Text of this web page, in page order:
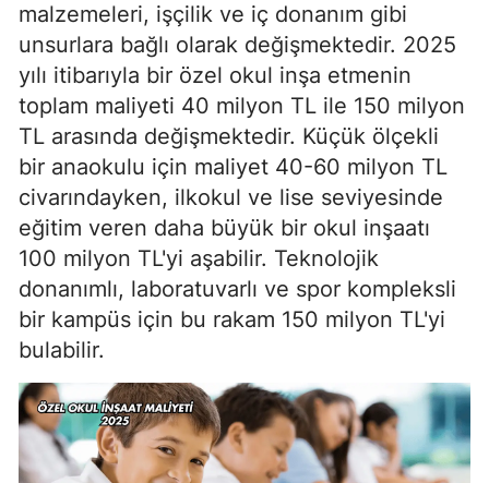
malzemeleri, işçilik ve iç donanım gibi
unsurlara bağlı olarak değişmektedir. 2025
yılı itibarıyla bir özel okul inşa etmenin
toplam maliyeti 40 milyon TL ile 150 milyon
TL arasında değişmektedir. Küçük ölçekli
bir anaokulu için maliyet 40-60 milyon TL
civarındayken, ilkokul ve lise seviyesinde
eğitim veren daha büyük bir okul inşaatı
100 milyon TL'yi aşabilir. Teknolojik
donanımlı, laboratuvarlı ve spor kompleksli
bir kampüs için bu rakam 150 milyon TL'yi
bulabilir.